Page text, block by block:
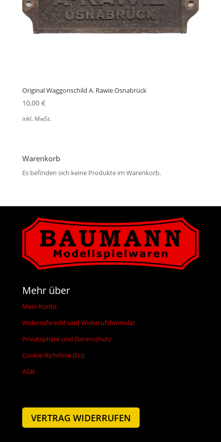
Original Waggonschild A. Rawie Osnabrück
10,00 €
inkl. MwSt.
Warenkorb
Es befinden sich keine Produkte im Warenkorb.
Mehr über
Mein Konto
Widerrufsrecht und Widerrufsformular
Privatsphäre und Datenschutz
Cookie-Richtlinie (EU)
AGB
VERTRAG WIDERRUFEN